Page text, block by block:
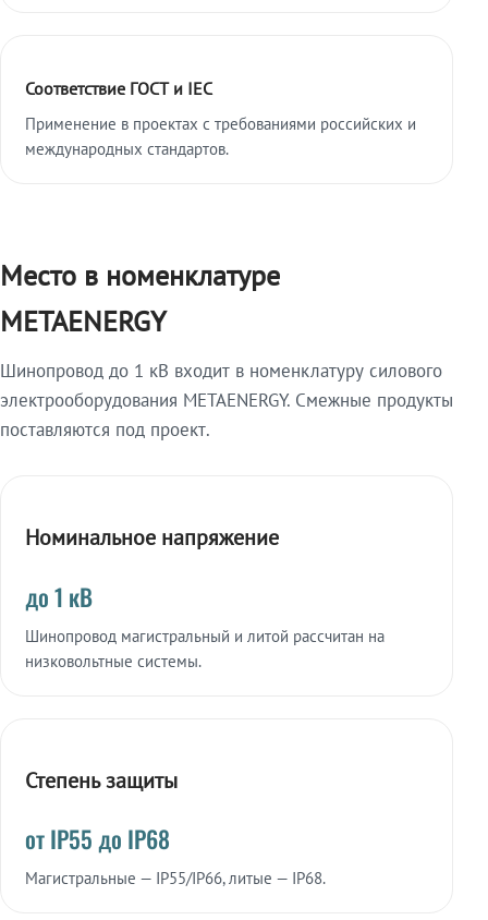
Соответствие ГОСТ и IEC
Применение в проектах с требованиями российских и
международных стандартов.
Место в номенклатуре
METAENERGY
Шинопровод до 1 кВ входит в номенклатуру силового
электрооборудования METAENERGY. Смежные продукты
поставляются под проект.
Номинальное напряжение
до 1 кВ
Шинопровод магистральный и литой рассчитан на
низковольтные системы.
Степень защиты
от IP55 до IP68
Магистральные — IP55/IP66, литые — IP68.